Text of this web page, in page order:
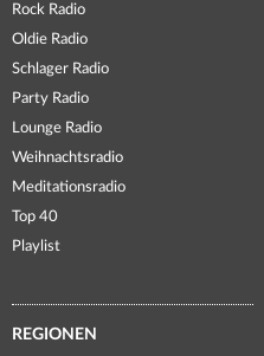
Rock Radio
Oldie Radio
Schlager Radio
Party Radio
Lounge Radio
Weihnachtsradio
Meditationsradio
Top 40
Playlist
REGIONEN